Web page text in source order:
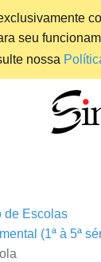
seu
nossa
de Escolas
(1ª à 5ª